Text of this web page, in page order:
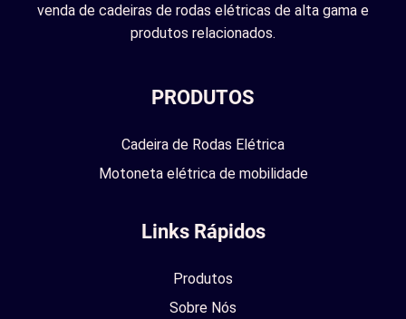
venda de cadeiras de rodas elétricas de alta gama e
produtos relacionados.
PRODUTOS
Cadeira de Rodas Elétrica
Motoneta elétrica de mobilidade
Links Rápidos
Produtos
Sobre Nós